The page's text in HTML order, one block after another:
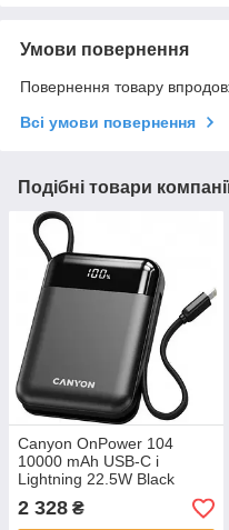
Умови повернення
Повернення товару
Всі умови повернення
Подібні товари
Canyon OnPower 104
10000 mAh USB-C i
Lightning 22.5W Black
2 328 ₴